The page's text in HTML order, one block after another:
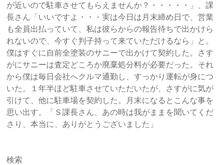
が近いので駐車させてもらえませんか？・・・・・」、課
長さん「いいですよ・・・実は今日は月末締め日で、営業
も全員出払っていて、私は彼らからの報告待ちで出かけら
れないので、今すぐ判子持って来ていただけるなら」と。
僕はすぐに自前全塗装のサニーで出かけて契約した。さす
がにサニーは査定どころか廃棄処分料が必要だった。それ
から僕は毎日会社へクルマ通勤し、すっかり運転が身につ
いた。１年半ほど駐車させていただいたが、さすがに気が
引けて、他に駐車場を契約した。月末になるとこんな事を
思い出す。「Ｓ課長さん、あの時は我がままを聞いてくだ
さり、本当に、ありがとうございました」
検索